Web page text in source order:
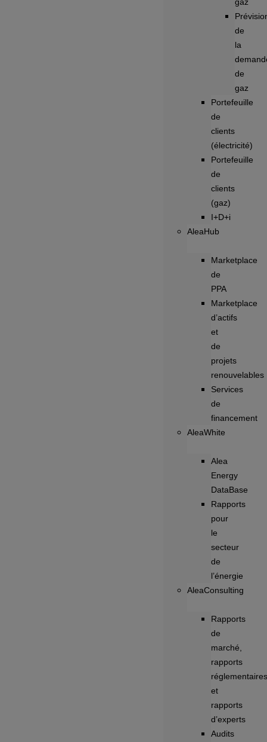
de
la
de
gaz
Portefeuille
de
clients
(électricité)
Portefeuille
de
clients
(gaz)
I+D+i
AleaHub
Marketplace
de
PPA
Marketplace
d’actifs
et
de
projets
renouvelables
Services
de
financement
AleaWhite
Alea
Energy
DataBase
Rapports
pour
le
secteur
de
l’énergie
AleaConsulting
Rapports
de
marché,
rapports
réglementaires
et
rapports
d’experts
Audits